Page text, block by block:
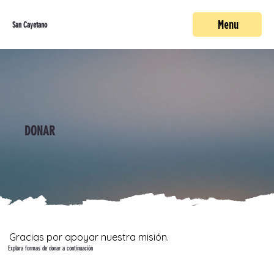
San Cayetano Menu
DONAR
Gracias por apoyar nuestra misión.
Explora formas de donar a continuación